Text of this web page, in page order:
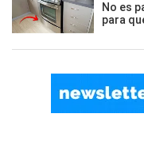
No es
para